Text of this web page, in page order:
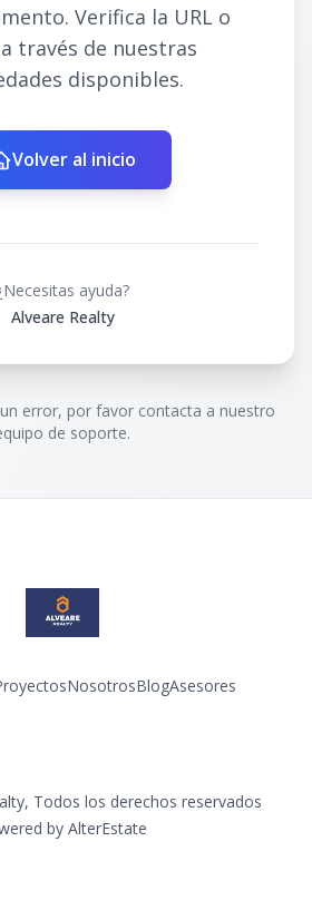
Verifica la URL o
través de nuestras
disponibles.
Volver al inicio
ayuda?
Alveare Realty
error, por favor contacta a nuestro
de soporte.
NosotrosBlogAsesores
, Todos los derechos reservados
by AlterEstate